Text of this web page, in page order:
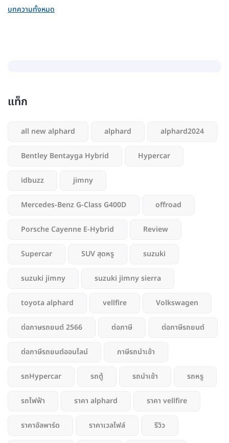
บทความทั้งหมด
แท็ก
all new alphard alphard alphard2024
Bentley Bentayga Hybrid Hypercar
idbuzz jimny
Mercedes-Benz G-Class G400D offroad
Porsche Cayenne E-Hybrid Review
Supercar SUV สุดหรู suzuki
suzuki jimny suzuki jimny sierra
toyota alphard vellfire Volkswagen
ต่อภาษรถยนต์ 2566 ต่อภาษี ต่อภาษีรถยนต์
ต่อภาษีรถยนต์ออนไลน์ ภาษีรถนำเข้า
รถHypercar รถตู้ รถนำเข้า รถหรู
รถไฟฟ้า ราคา alphard ราคา vellfire
ราคาอัลพาร์ด ราคาเวลไฟล์ รีวิว